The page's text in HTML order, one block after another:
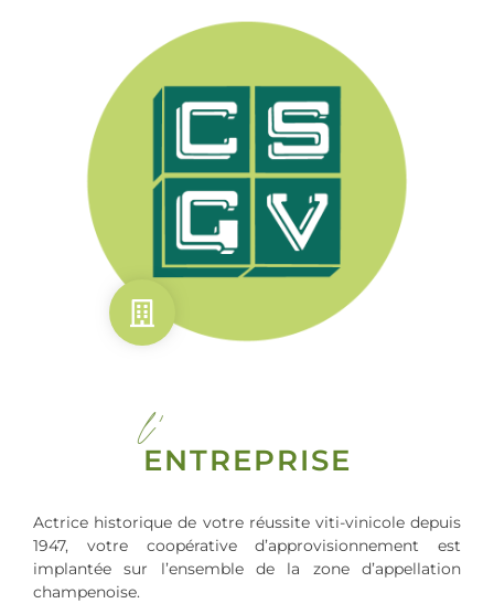
l'
ENTREPRISE
Actrice historique de votre réussite viti-vinicole depuis
1947, votre coopérative d’approvisionnement est
implantée sur l’ensemble de la zone d’appellation
champenoise.